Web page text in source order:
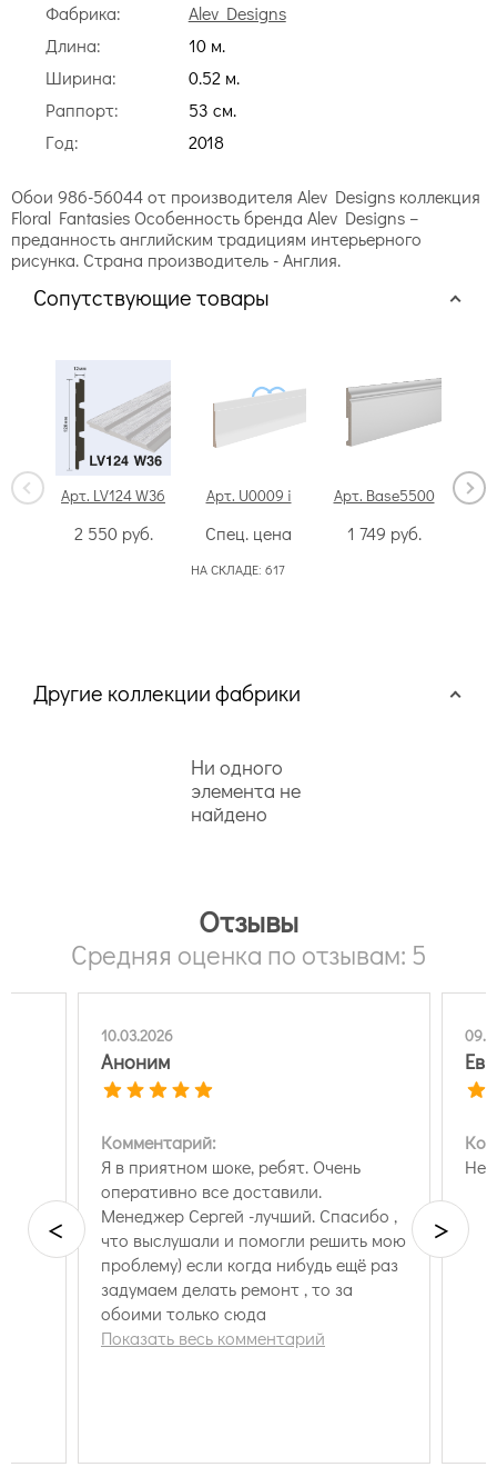
Фабрика:
Alev Designs
Длина:
10 м.
Ширина:
0.52 м.
Раппорт:
53 cм.
Год:
2018
Обои 986-56044 от производителя Alev Designs коллекция
Floral Fantasies Особенность бренда Alev Designs –
преданность английским традициям интерьерного
рисунка. Страна производитель - Англия.
Сопутствующие товары
Арт. LV124 W36
2 550 руб.
Арт. U0009 i
Спец. цена
НА СКЛАДЕ: 617
Арт. Base5500
1 749 руб.
Другие коллекции фабрики
Ни одного
элемента не
найдено
Отзывы
Средняя оценка по отзывам: 5
10.03.2026
Аноним
Комментарий:
Я в приятном шоке, ребят. Очень
оперативно все доставили.
Менеджер Сергей -лучший. Спасибо ,
что выслушали и помогли решить мою
проблему) если когда нибудь ещё раз
задумаем делать ремонт , то за
обоими только сюда
Показать весь комментарий
Нет
< >